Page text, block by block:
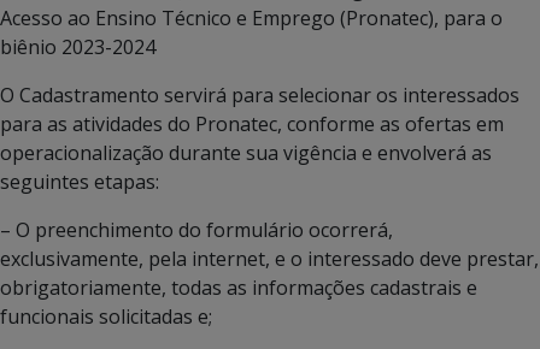
Acesso ao Ensino Técnico e Emprego (Pronatec), para o
biênio 2023-2024
O Cadastramento servirá para selecionar os interessados
para as atividades do Pronatec, conforme as ofertas em
operacionalização durante sua vigência e envolverá as
seguintes etapas:
– O preenchimento do formulário ocorrerá,
exclusivamente, pela internet, e o interessado deve prestar,
obrigatoriamente, todas as informações cadastrais e
funcionais solicitadas e;